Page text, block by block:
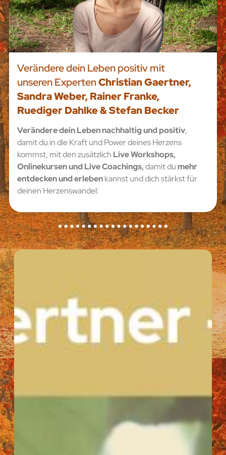
Verändere dein Leben positiv mit
unseren ExpertenChristian Gaertner,
Sandra Weber, Rainer Franke,
Ruediger Dahlke & Stefan Becker
Verändere dein Leben nachhaltig und positiv,
damit du in die Kraft und Power deines Herzens
kommst, mit den zusätzlich Live Workshops,
Onlinekursen und Live Coachings,damit du mehr
entdecken und erlebenkannst und dich stärkst für
deinen Herzenswandel: